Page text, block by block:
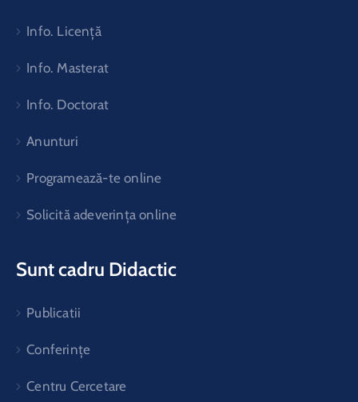
Info. Licență
Info. Masterat
Info. Doctorat
Anunturi
Programează-te online
Solicită adeverința online
Sunt cadru Didactic
Publicatii
Conferințe
Centru Cercetare